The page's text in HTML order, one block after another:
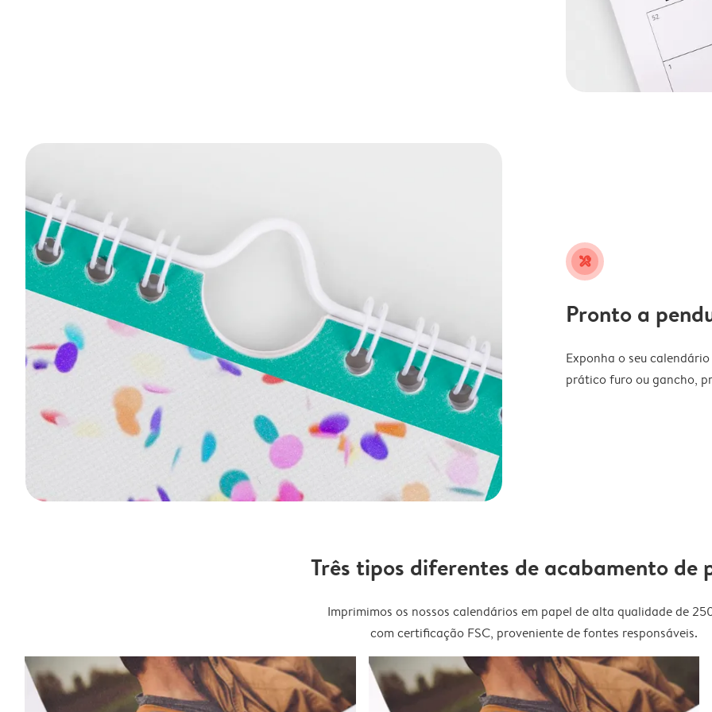
tools
Pronto a
Exponha o seu
prático furo ou gancho,
Três tipos diferentes de acabamento de
Imprimimos os nossos calendários em papel de alta qualidade de
com certificação FSC, proveniente de fontes responsáveis.